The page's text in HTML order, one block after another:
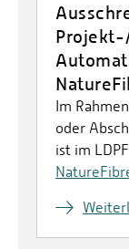
Im
oder
ist im